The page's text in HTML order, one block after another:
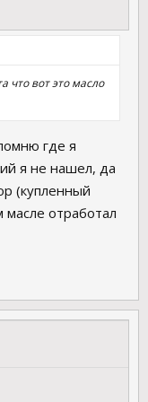
что вот это масло
где я
я не нашел, да
(купленный
отработал